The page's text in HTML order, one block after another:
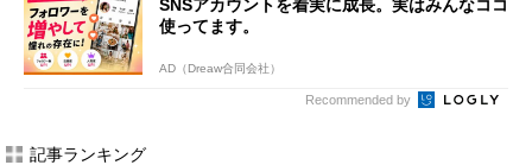
SNSアカウントを着実に成長。実はみんなココ
使ってます。
AD（Dreaw合同会社）
Recommended by
記事ランキング